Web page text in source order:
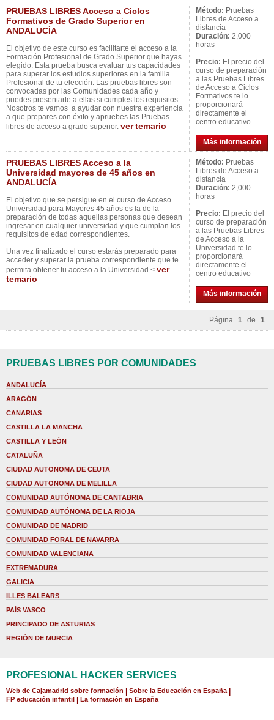
PRUEBAS LIBRES Acceso a Ciclos
Formativos de Grado Superior en
ANDALUCÍA
El objetivo de este curso es facilitarte el acceso a la
Formación Profesional de Grado Superior que hayas
elegido. Esta prueba busca evaluar tus capacidades
para superar los estudios superiores en la familia
Profesional de tu elección. Las pruebas libres son
convocadas por las Comunidades cada año y
puedes presentarte a ellas si cumples los requisitos.
Nosotros te vamos a ayudar con nuestra experiencia
a que prepares con éxito y apruebes las Pruebas
libres de acceso a grado superior. vertemario
Método: Pruebas
Libres de Acceso a
distancia
Duración: 2,000
horas
Precio: El precio del
curso de preparación
a las Pruebas Libres
de Acceso a Ciclos
Formativos te lo
proporcionará
directamente el
centro educativo
Más información
PRUEBAS LIBRES Acceso a la
Universidad mayores de 45 años en
ANDALUCÍA
El objetivo que se persigue en el curso de Acceso
Universidad para Mayores 45 años es la de la
preparación de todas aquellas personas que desean
ingresar en cualquier universidad y que cumplan los
requisitos de edad correspondientes.
Una vez finalizado el curso estarás preparado para
acceder y superar la prueba correspondiente que te
permita obtener tu acceso a la Universidad.< ver
temario
Método: Pruebas
Libres de Acceso a
distancia
Duración: 2,000
horas
Precio: El precio del
curso de preparación
a las Pruebas Libres
de Acceso a la
Universidad te lo
proporcionará
directamente el
centro educativo
Más información
Página 1 de 1
PRUEBAS LIBRES POR COMUNIDADES
ANDALUCÍA
ARAGÓN
CANARIAS
CASTILLA LA MANCHA
CASTILLA Y LEÓN
CATALUÑA
CIUDAD AUTONOMA DE CEUTA
CIUDAD AUTONOMA DE MELILLA
COMUNIDAD AUTÓNOMA DE CANTABRIA
COMUNIDAD AUTÓNOMA DE LA RIOJA
COMUNIDAD DE MADRID
COMUNIDAD FORAL DE NAVARRA
COMUNIDAD VALENCIANA
EXTREMADURA
GALICIA
ILLES BALEARS
PAÍS VASCO
PRINCIPADO DE ASTURIAS
REGIÓN DE MURCIA
PROFESIONAL HACKER SERVICES
Web de Cajamadrid sobre formación Sobre la Educación en España
FP educación infantil La formación en España